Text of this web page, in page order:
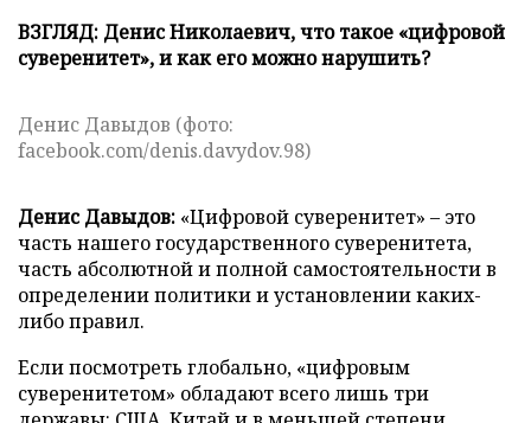
ВЗГЛЯД: Денис Николаевич, что такое «цифровой
суверенитет», и как его можно нарушить?
Денис Давыдов (фото:
facebook.com/denis.davydov.98)
Денис Давыдов: «Цифровой суверенитет» – это
часть нашего государственного суверенитета,
часть абсолютной и полной самостоятельности в
определении политики и установлении каких-
либо правил.
Если посмотреть глобально, «цифровым
суверенитетом» обладают всего лишь три